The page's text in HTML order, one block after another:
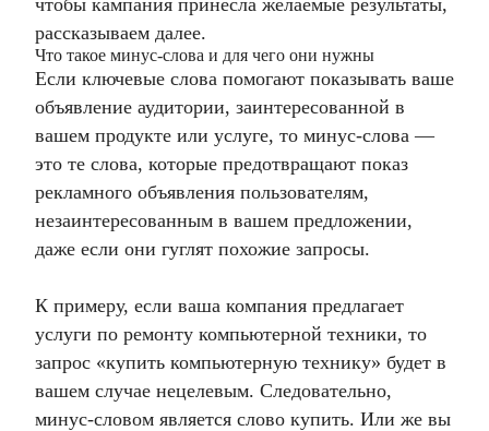
чтобы кампания принесла желаемые результаты,
рассказываем далее.
Что такое минус-слова и для чего они нужны
Если ключевые слова помогают показывать ваше
объявление аудитории, заинтересованной в
вашем продукте или услуге, то минус-слова—
это те слова, которые предотвращают показ
рекламного объявления пользователям,
незаинтересованным в вашем предложении,
даже если они гуглят похожие запросы.
К примеру, если ваша компания предлагает
услуги по ремонту компьютерной техники, то
запрос «купить компьютерную технику» будет в
вашем случае нецелевым. Следовательно,
минус-словом является слово купить. Или же вы